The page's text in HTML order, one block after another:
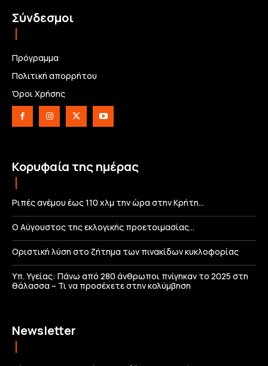
Σύνδεσμοι
Πρόγραμμα
Πολιτική απορρήτου
Όροι Χρήσης
Κορυφαία της ημέρας
Ριπές ανέμου έως 110 χλμ την ώρα στην Κρήτη…
Ο Αύγουστος της εκλογικής προετοιμασίας…
Οριστική λύση στο ζήτημα των πινακίδων κυκλοφορίας
Υπ. Υγείας: Πάνω από 280 άνθρωποι πνίγηκαν το 2025 στη
θάλασσα – Τι να προσέχετε στην κολύμβηση
Newsletter